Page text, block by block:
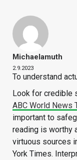
Michaelamuth
2.9.2023
To understand
Look for credible
ABC World News
important to
reading is worthy
virtuous sources
York Times.